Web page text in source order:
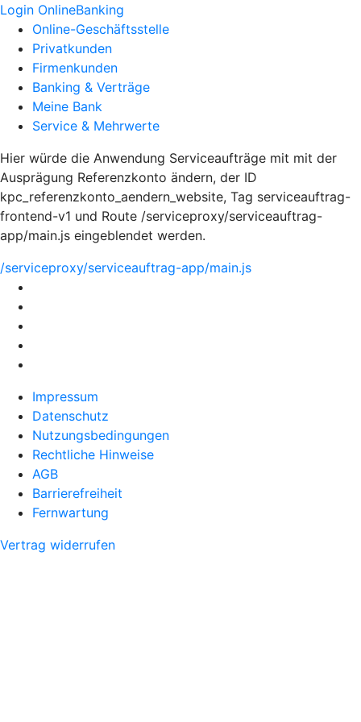
Login OnlineBanking
Online-Geschäftsstelle
Privatkunden
Firmenkunden
Banking & Verträge
Meine Bank
Service & Mehrwerte
Hier würde die Anwendung Serviceaufträge mit mit der
Ausprägung Referenzkonto ändern, der ID
kpc_referenzkonto_aendern_website, Tag serviceauftrag-
frontend-v1 und Route /serviceproxy/serviceauftrag-
app/main.js eingeblendet werden.
/serviceproxy/serviceauftrag-app/main.js
Impressum
Datenschutz
Nutzungsbedingungen
Rechtliche Hinweise
AGB
Barrierefreiheit
Fernwartung
Vertrag widerrufen